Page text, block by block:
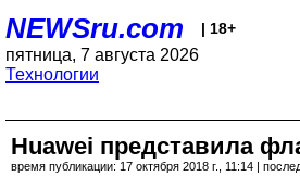
NEWSru.com | 18+
пятница, 7 августа 2026
Технологии
Huawei представила
время публикации: 17 октября 2018 г., 11:14 |